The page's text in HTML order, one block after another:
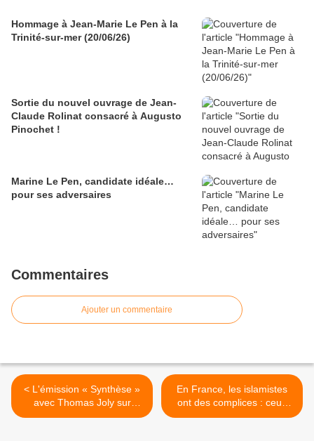
Hommage à Jean-Marie Le Pen à la
Trinité-sur-mer (20/06/26)
Sortie du nouvel ouvrage de Jean-
Claude Rolinat consacré à Augusto
Pinochet !
Marine Le Pen, candidate idéale…
pour ses adversaires
Commentaires
Ajouter un commentaire
< L'émission « Synthèse »
avec Thomas Joly sur
Radio Libertés disponible
En France, les islamistes
ont des complices : ceux
qui minimisent leur